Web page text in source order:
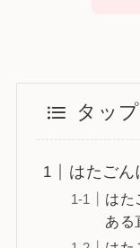
タッ
はたごん
はた
ある